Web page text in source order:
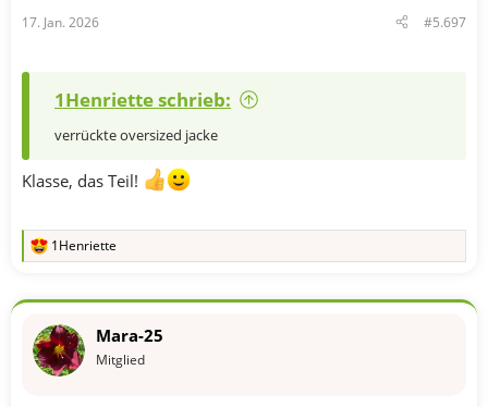
:
17. Jan. 2026 #5.697
1Henriette schrieb:
verrückte oversized jacke
Klasse, das Teil!
R
k
o
1Henriette
Mara-25
Mitglied